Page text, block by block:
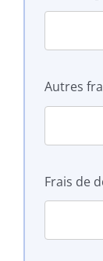
Autres
Frais de